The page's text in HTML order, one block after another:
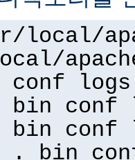
local/
conf logs
bin conf
bin conf
. bin